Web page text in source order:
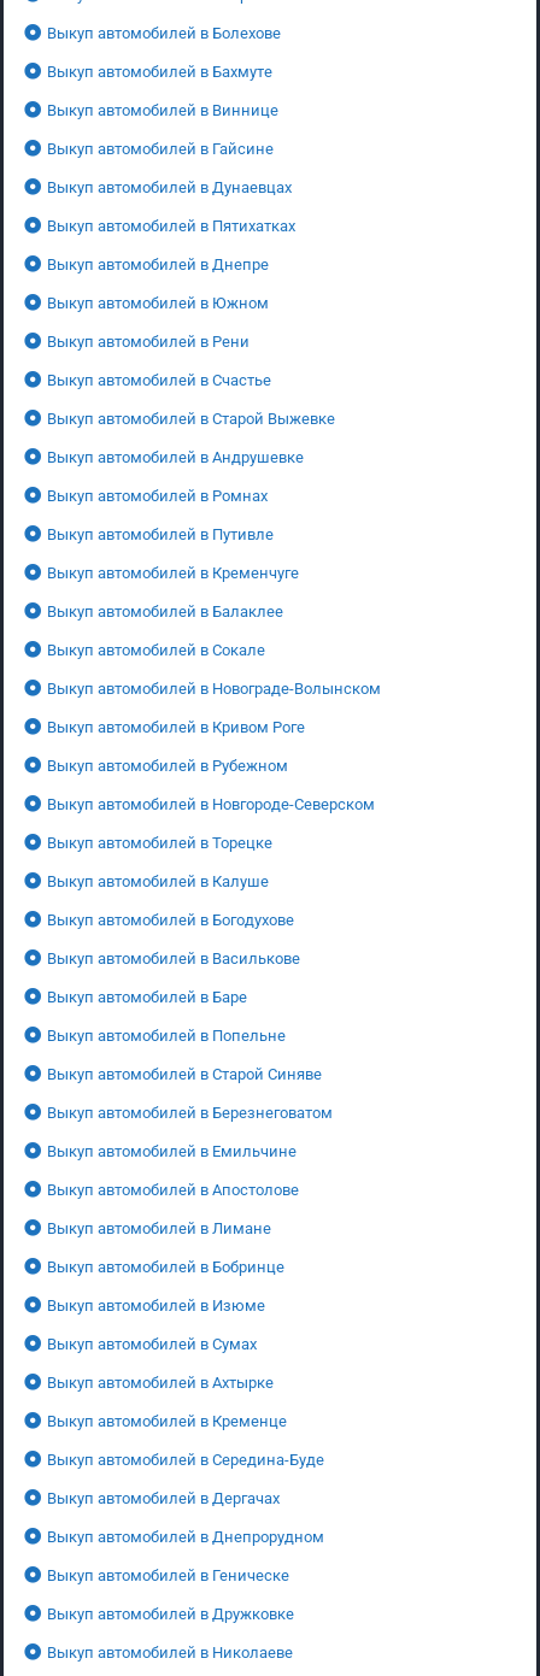
Выкуп автомобилей в Болехове
Выкуп автомобилей в Бахмуте
Выкуп автомобилей в Виннице
Выкуп автомобилей в Гайсине
Выкуп автомобилей в Дунаевцах
Выкуп автомобилей в Пятихатках
Выкуп автомобилей в Днепре
Выкуп автомобилей в Южном
Выкуп автомобилей в Рени
Выкуп автомобилей в Счастье
Выкуп автомобилей в Старой Выжевке
Выкуп автомобилей в Андрушевке
Выкуп автомобилей в Ромнах
Выкуп автомобилей в Путивле
Выкуп автомобилей в Кременчуге
Выкуп автомобилей в Балаклее
Выкуп автомобилей в Сокале
Выкуп автомобилей в Новограде-Волынском
Выкуп автомобилей в Кривом Роге
Выкуп автомобилей в Рубежном
Выкуп автомобилей в Новгороде-Северском
Выкуп автомобилей в Торецке
Выкуп автомобилей в Калуше
Выкуп автомобилей в Богодухове
Выкуп автомобилей в Василькове
Выкуп автомобилей в Баре
Выкуп автомобилей в Попельне
Выкуп автомобилей в Старой Синяве
Выкуп автомобилей в Березнеговатом
Выкуп автомобилей в Емильчине
Выкуп автомобилей в Апостолове
Выкуп автомобилей в Лимане
Выкуп автомобилей в Бобринце
Выкуп автомобилей в Изюме
Выкуп автомобилей в Сумах
Выкуп автомобилей в Ахтырке
Выкуп автомобилей в Кременце
Выкуп автомобилей в Середина-Буде
Выкуп автомобилей в Дергачах
Выкуп автомобилей в Днепрорудном
Выкуп автомобилей в Геническе
Выкуп автомобилей в Дружковке
Выкуп автомобилей в Николаеве